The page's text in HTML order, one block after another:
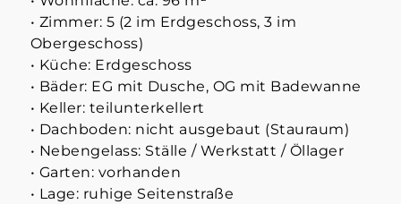
• Zimmer: 5 (2 im Erdgeschoss, 3 im
Obergeschoss)
• Küche: Erdgeschoss
• Bäder: EG mit Dusche, OG mit Badewanne
• Keller: teilunterkellert
• Dachboden: nicht ausgebaut (Stauraum)
• Nebengelass: Ställe / Werkstatt / Öllager
• Garten: vorhanden
• Lage: ruhige Seitenstraße